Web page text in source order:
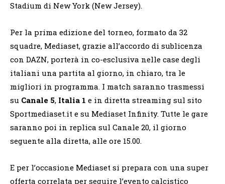
Stadium di New York (New Jersey).
Per la prima edizione del torneo, formato da 32
squadre, Mediaset, grazie all’accordo di sublicenza
con DAZN, porterà in co-esclusiva nelle case degli
italiani una partita al giorno, in chiaro, tra le
migliori in programma. I match saranno trasmessi
su Canale 5, Italia 1 e in diretta streaming sul sito
Sportmediaset.it e su Mediaset Infinity. Tutte le gare
saranno poi in replica sul Canale 20, il giorno
seguente alla diretta, alle ore 15.00.
E per l’occasione Mediaset si prepara con una super
offerta correlata per seguire l’evento calcistico